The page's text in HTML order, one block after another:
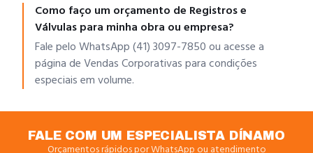
Como faço um orçamento de Registros e
Válvulas para minha obra ou empresa?
Fale pelo WhatsApp (41) 3097-7850 ou acesse a
página de Vendas Corporativas para condições
especiais em volume.
FALE COM UM ESPECIALISTA DÍNAMO